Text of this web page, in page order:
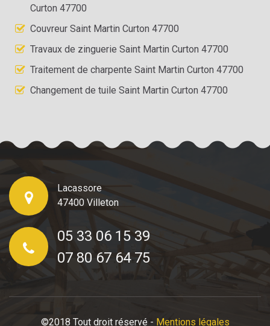
Curton 47700
Couvreur Saint Martin Curton 47700
Travaux de zinguerie Saint Martin Curton 47700
Traitement de charpente Saint Martin Curton 47700
Changement de tuile Saint Martin Curton 47700
Lacassore
47400 Villeton
05 33 06 15 39
07 80 67 64 75
©2018 Tout droit réservé - Mentions légales